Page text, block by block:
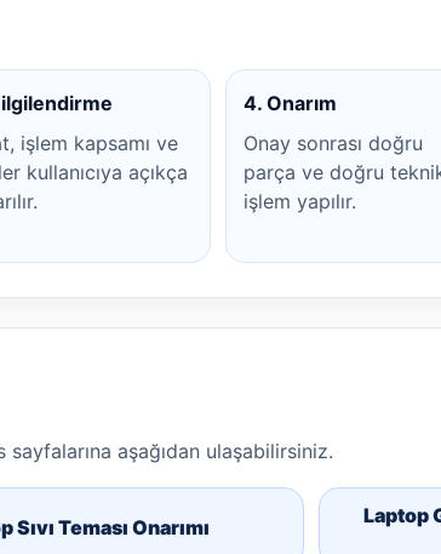
işlem kapsamı ve
kullanıcıya açıkça
4. Onarım
Onay sonrası doğru
parça ve doğru
işlem yapılır.
aşağıdan ulaşabilirsiniz.
Sıvı Teması Onarımı
Laptop